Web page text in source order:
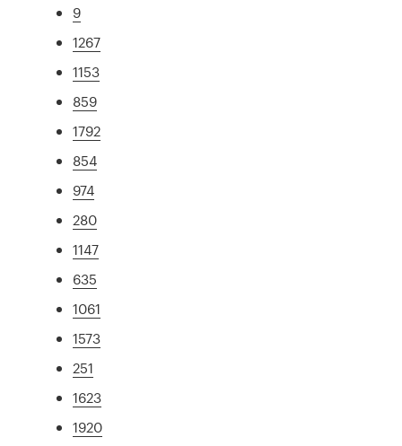
9
1267
1153
859
1792
854
974
280
1147
635
1061
1573
251
1623
1920